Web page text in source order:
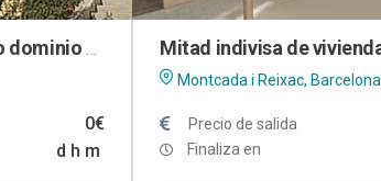
0€
d h m
Montcada i Reixac, Barcelona
Precio de salida
Finaliza en